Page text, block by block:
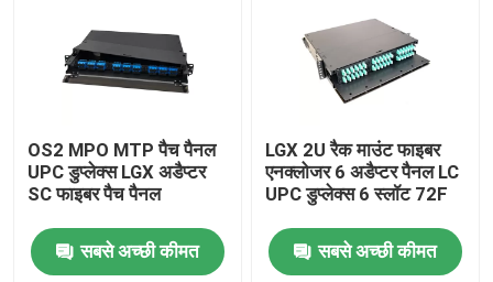
OS2 MPO MTP पैच पैनल
UPC डुप्लेक्स LGX अडैप्टर
SC फाइबर पैच पैनल
सबसे अच्छी कीमत
LGX 2U रैक माउंट फाइबर
एनक्लोजर 6 अडैप्टर पैनल LC
UPC डुप्लेक्स 6 स्लॉट 72F
सबसे अच्छी कीमत